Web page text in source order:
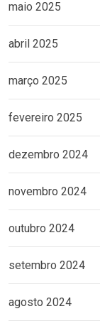
maio 2025
abril 2025
março 2025
fevereiro 2025
dezembro 2024
novembro 2024
outubro 2024
setembro 2024
agosto 2024